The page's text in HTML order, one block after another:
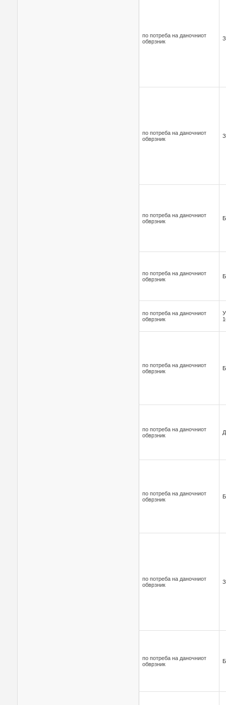
по потреба на даночниот
обврзник
по потреба на даночниот
обврзник
по потреба на даночниот
обврзник
по потреба на даночниот
обврзник
по потреба на даночниот
обврзник
по потреба на даночниот
обврзник
по потреба на даночниот
обврзник
по потреба на даночниот
обврзник
по потреба на даночниот
обврзник
по потреба на даночниот
обврзник